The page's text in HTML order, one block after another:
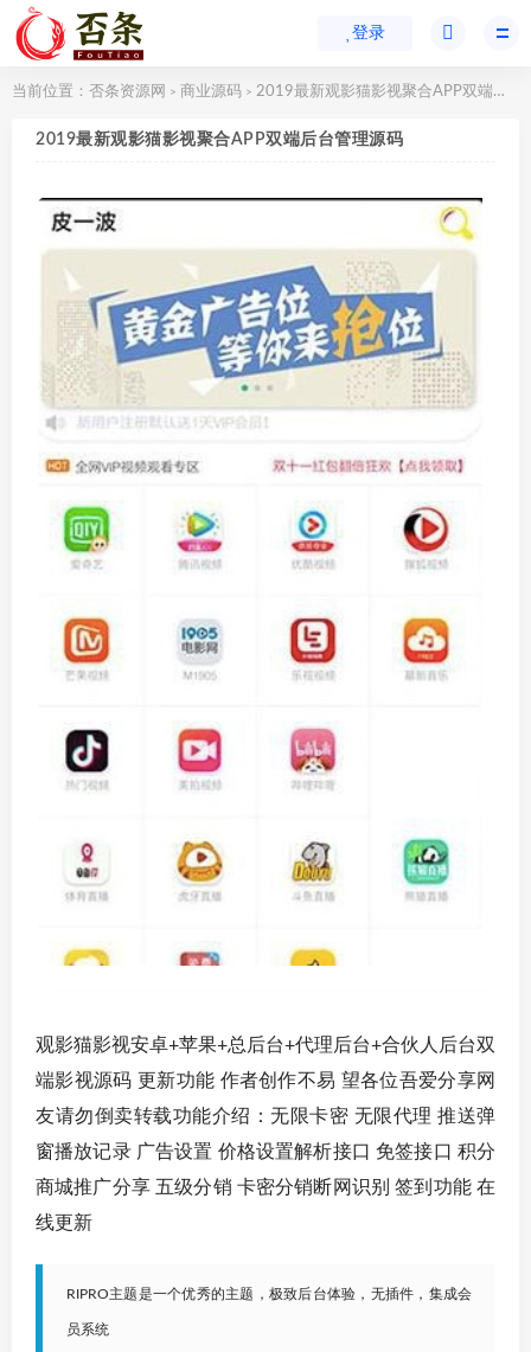
登录
当前位置： 否条资源网 > 商业源码 > 2019最新观影猫影视聚合APP双端后台管理源码
2019最新观影猫影视聚合APP双端后台管理源码
观影猫影视安卓+苹果+总后台+代理后台+合伙人后台双
端影视源码 更新功能 作者创作不易 望各位吾爱分享网
友请勿倒卖转载功能介绍：无限卡密 无限代理 推送弹
窗播放记录 广告设置 价格设置解析接口 免签接口 积分
商城推广分享 五级分销 卡密分销断网识别 签到功能 在
线更新
RIPRO主题是一个优秀的主题，极致后台体验，无插件，集成会
员系统